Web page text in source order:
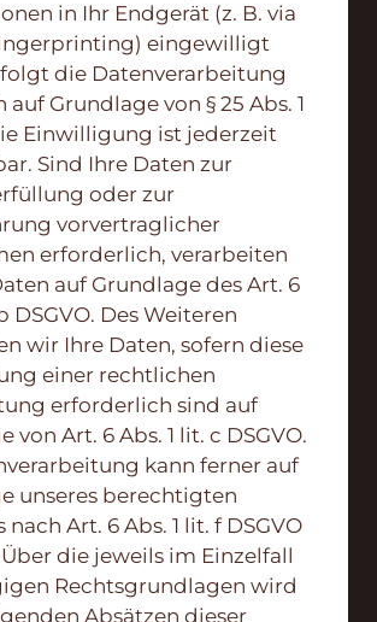
in Ihr Endgerät (z. B. via
eingewilligt
die Datenverarbeitung
auf Grundlage von § 25 Abs. 1
Einwilligung ist jederzeit
Sind Ihre Daten zur
oder zur
vorvertraglicher
erforderlich, verarbeiten
auf Grundlage des Art. 6
DSGVO. Des Weiteren
wir Ihre Daten, sofern diese
einer rechtlichen
erforderlich sind auf
von Art. 6 Abs. 1 lit. c DSGVO.
kann ferner auf
unseres berechtigten
nach Art. 6 Abs. 1 lit. f DSGVO
die jeweils im Einzelfall
Rechtsgrundlagen wird
Absätzen dieser